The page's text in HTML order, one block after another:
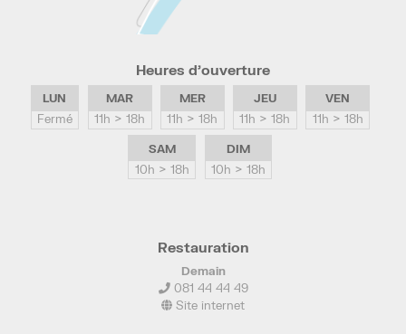
Heures d’ouverture
LUN
Fermé
MAR
11h > 18h
MER
11h > 18h
JEU
11h > 18h
VEN
11h > 18h
SAM
10h > 18h
DIM
10h > 18h
Restauration
Demain
081 44 44 49
Site internet